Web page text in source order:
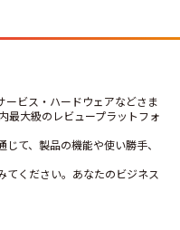
ービス・ハードウェアなどさま
最大級のレビュープラットフォ
て、製品の機能や使い勝手、
てください。あなたのビジネス